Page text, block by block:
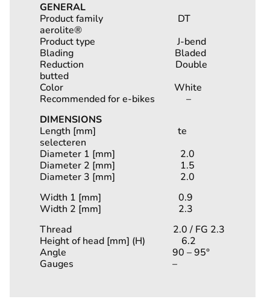
GENERAL
Product family DT
aerolite®
Product type J-bend
Blading Bladed
Reduction Double
butted
Color White
Recommended for e-bikes –
DIMENSIONS
Length [mm] te
selecteren
Diameter 1 [mm] 2.0
Diameter 2 [mm] 1.5
Diameter 3 [mm] 2.0
Width 1 [mm] 0.9
Width 2 [mm] 2.3
Thread 2.0 / FG 2.3
Height of head [mm] (H) 6.2
Angle 90 – 95°
Gauges –